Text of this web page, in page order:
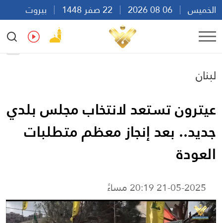
الخميس
بيروت
05:40
Ar
لبنان
عيترون تستعد لانتخاب مجلس بلدي
جديد.. بعد إنجاز معظم متطلبات
العودة
21-05-2025 20:19 مساءً